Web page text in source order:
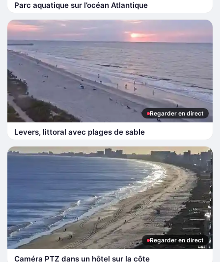
Parc aquatique sur l’océan Atlantique
Regarder en direct
Levers, littoral avec plages de sable
Regarder en direct
Caméra PTZ dans un hôtel sur la côte